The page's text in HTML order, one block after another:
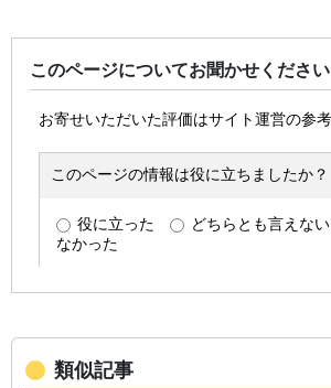
このページについてお聞かせください
類似記事